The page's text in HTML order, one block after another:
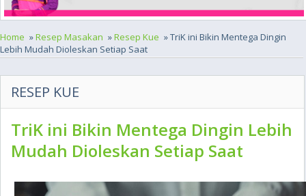
Home »Resep Masakan »Resep Kue » TriK ini Bikin Mentega Dingin
Lebih Mudah Dioleskan Setiap Saat
RESEP KUE
TriK ini Bikin Mentega Dingin Lebih
Mudah Dioleskan Setiap Saat